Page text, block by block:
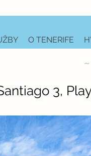
O TENERIFE
3,